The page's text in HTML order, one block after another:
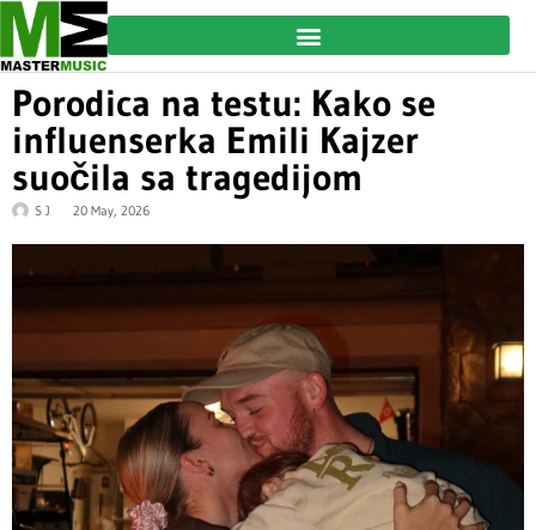
Porodica na testu: Kako se
influenserka Emili Kajzer
suočila sa tragedijom
S J 20 May, 2026